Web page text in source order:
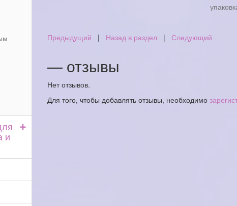
Предыдущий | Назад в раздел | Следующий
— отзывы
Нет отзывов.
Для того, чтобы добавлять отзывы, необходимо
+
и